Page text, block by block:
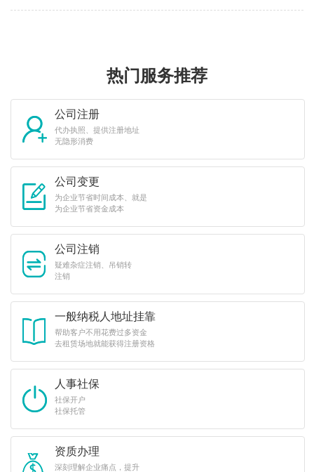
热门服务推荐
公司注册
代办执照、提供注册地址
无隐形消费
公司变更
为企业节省时间成本、就是
为企业节省资金成本
公司注销
疑难杂症注销、吊销转
注销
一般纳税人地址挂靠
帮助客户不用花费过多资金
去租赁场地就能获得注册资格
人事社保
社保开户
社保托管
资质办理
深刻理解企业痛点，提升